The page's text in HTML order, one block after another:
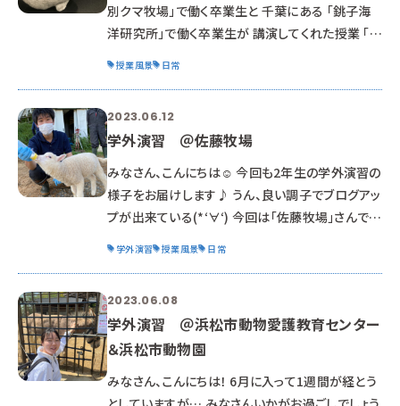
別クマ牧場」で働く卒業生と 千葉にある 「銚子海
洋研究所」で働く卒業生が 講演してくれた授業 「ト
実施しています。 日本全国で活躍する卒業生の話
が聞ける メリットがあります。 ちなみにクマは何種
類いるでしょうか？ ↓（答えは「白文字」になってま
す） 8種類 ↑ 北海道⁉って 高校生から
授業風景 日常
2023.06.12
学外演習 ＠佐藤牧場
みなさん、こんにちは☺ 今回も2年生の学外演習の
様子をお届けします♪ うん、良い調子でブログアッ
プが出来ている(*‘∀‘) 今回は「佐藤牧場」さんでの
アイキャッチ画像は数日前に生まれた子羊ちゃん
♡♡ 可愛い(*‘∀‘) 広大な土地にのびのびと暮ら
している動物達。 天気良き～～～☺
学外演習 授業風景 日常
2023.06.08
学外演習 ＠浜松市動物愛護教育センター
＆浜松市動物園
みなさん、こんにちは！ 6月に入って1週間が経とう